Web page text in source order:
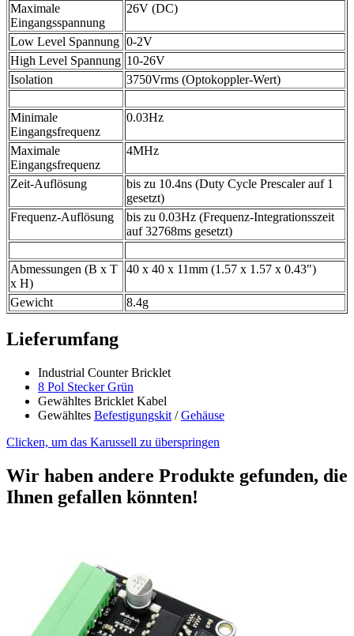
Maximale
Eingangsspannung
26V (DC)
Low Level Spannung 0-2V
High Level Spannung 10-26V
Isolation
3750Vrms (Optokoppler-Wert)
Minimale
Eingangsfrequenz
0.03Hz
Maximale
Eingangsfrequenz
4MHz
Zeit-Auflösung
bis zu 10.4ns (Duty Cycle Prescaler auf 1
gesetzt)
Frequenz-Auflösung
bis zu 0.03Hz (Frequenz-Integrationsszeit
auf 32768ms gesetzt)
Abmessungen (B x T
x H)
40 x 40 x 11mm (1.57 x 1.57 x 0.43")
Gewicht 8.4g
Lieferumfang
Industrial Counter Bricklet
8 Pol Stecker Grün
Gewähltes Bricklet Kabel
Gewähltes Befestigungskit /Gehäuse
Clicken, um das Karussell zu überspringen
Wir haben andere Produkte gefunden, die
Ihnen gefallen könnten!